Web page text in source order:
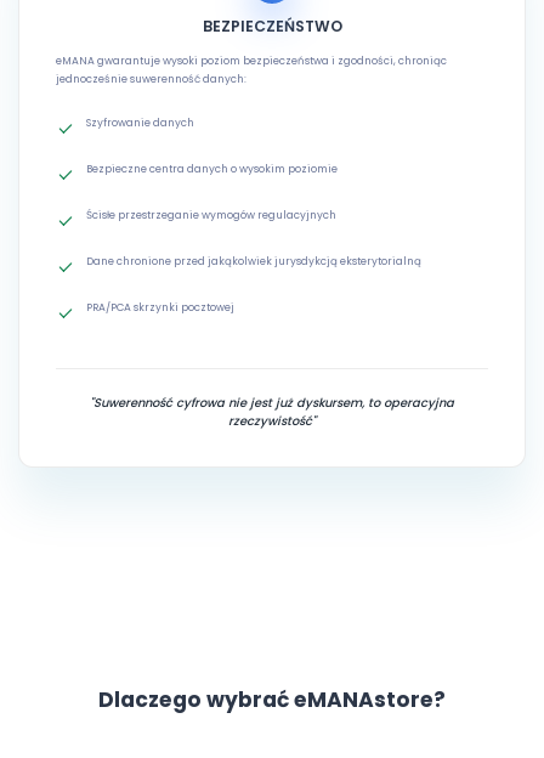
BEZPIECZEŃSTWO
eMANA gwarantuje wysoki poziom bezpieczeństwa i zgodności, chroniąc
jednocześnie suwerenność danych:
Szyfrowanie danych
Bezpieczne centra danych o wysokim poziomie
Ścisłe przestrzeganie wymogów regulacyjnych
Dane chronione przed jakąkolwiek jurysdykcją eksterytorialną
PRA/PCA skrzynki pocztowej
"Suwerenność cyfrowa nie jest już dyskursem, to operacyjna
rzeczywistość"
Dlaczego wybrać eMANAstore?